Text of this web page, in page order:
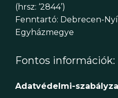
(hrsz: ‘2844’)
Fenntartó: Debrecen-
Egyházmegye
Fontos információk:
Adatvédelmi-